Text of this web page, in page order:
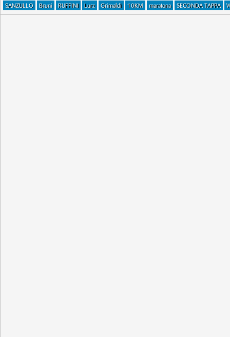
SANZULLO Bruni RUFFINI Lurz Grimaldi 10KM maratona SECONDA TAPPA